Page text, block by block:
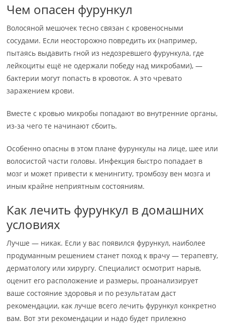
Чем опасен фурункул
Волосяной мешочек тесно связан с кровеносными
сосудами. Если неосторожно повредить их (например,
пытаясь выдавить гной из недозревшего фурункула, где
лейкоциты ещё не одержали победу над микробами), —
бактерии могут попасть в кровоток. А это чревато
заражением крови.
Вместе с кровью микробы попадают во внутренние органы,
из-за чего те начинают сбоить.
Особенно опасны в этом плане фурункулы на лице, шее или
волосистой части головы. Инфекция быстро попадает в
мозг и может привести к менингиту, тромбозу вен мозга и
иным крайне неприятным состояниям.
Как лечить фурункул в домашних
условиях
Лучше — никак. Если у вас появился фурункул, наиболее
продуманным решением станет поход к врачу — терапевту,
дерматологу или хирургу. Специалист осмотрит нарыв,
оценит его расположение и размеры, проанализирует
ваше состояние здоровья и по результатам даст
рекомендации, как лучше всего лечить фурункул конкретно
вам. Вот эти рекомендации и надо будет прилежно